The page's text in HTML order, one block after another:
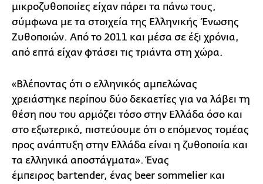
μικροζυθοποιίες είχαν πάρει τα πάνω τους,
σύμφωνα με τα στοιχεία της Ελληνικής Ένωσης
Ζυθοποιών. Από το 2011 και μέσα σε έξι χρόνια,
από επτά είχαν φτάσει τις τριάντα στη χώρα.
«Βλέποντας ότι ο ελληνικός αμπελώνας
χρειάστηκε περίπου δύο δεκαετίες για να λάβει τη
θέση που του αρμόζει τόσο στην Ελλάδα όσο και
στο εξωτερικό, πιστεύουμε ότι ο επόμενος τομέας
προς ανάπτυξη στην Ελλάδα είναι η ζυθοποιία και
τα ελληνικά αποστάγματα». Ένας
έμπειρος bartender, ένας beer sommelier και